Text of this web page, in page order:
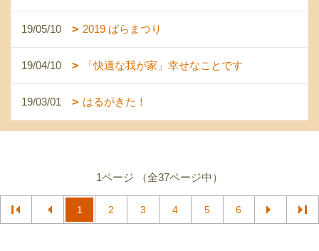
19/05/10 2019 ばらまつり
19/04/10 「快適な我が家」幸せなことです
19/03/01 はるがきた！
1ページ （全37ページ中）
1 2 3 4 5 6